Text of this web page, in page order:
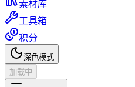
素材库
工具箱
积分
深色模式
加载中